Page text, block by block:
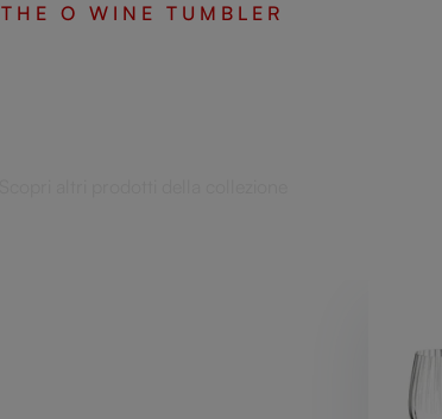
THE O WINE TUMBLER